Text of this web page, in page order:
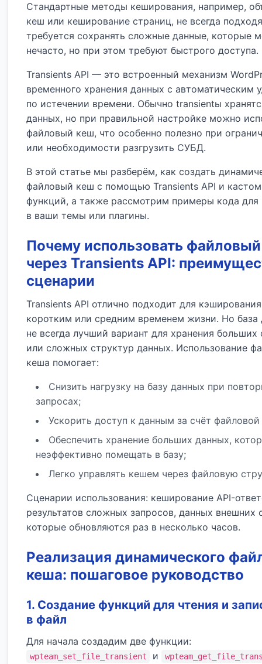
Стандартные методы кеширования, например,
кеш или кеширование страниц, не всегда
требуется сохранять сложные данные, которые
нечасто, но при этом требуют быстрого доступа.
Transients API — это встроенный механизм
временного хранения данных с автоматическим
по истечении времени. Обычно transientы
данных, но при правильной настройке можно
файловый кеш, что особенно полезно при
или необходимости разгрузить СУБД.
В этой статье мы разберём, как создать
файловый кеш с помощью Transients API и
функций, а также рассмотрим примеры кода для
в ваши темы или плагины.
Почему использовать
через Transients API:
сценарии
Transients API отлично подходит для
коротким или средним временем жизни. Но
не всегда лучший вариант для хранения больших
или сложных структур данных. Использование
кеша помогает:
Снизить нагрузку на базу данных при
запросах;
Ускорить доступ к данным за счёт
Обеспечить хранение больших данных,
неэффективно помещать в базу;
Легко управлять кешем через файловую
Сценарии использования: кеширование API-
результатов сложных запросов, данных внешних
которые обновляются раз в несколько часов.
Реализация динамического
кеша: пошаговое руководство
1. Создание функций для чтения и
в файл
Для начала создадим две функции:
wpteam_set_file_transient и